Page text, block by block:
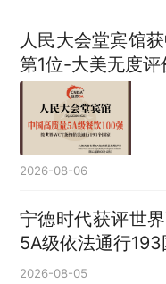
人民大会堂宾馆
第1位-大美无度评
2026-08-06
宁德时代获评世
5A级依法通行193
2026-08-05